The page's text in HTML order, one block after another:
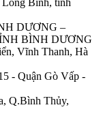
Long Bình, tỉnh
DƯƠNG –
BÌNH DƯƠNG
Vĩnh Thanh, Hà
- Quận Gò Vấp -
Q.Bình Thủy,